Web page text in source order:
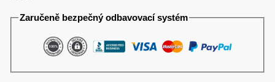
Zaručeně bezpečný odbavovací systém